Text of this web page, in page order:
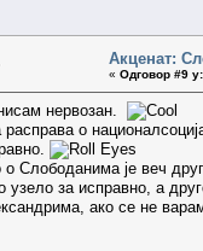
Акценат:
« Одговор #9 у:
нервозан.
о
Слободанима је веч
узело за исправно, а
ако се не